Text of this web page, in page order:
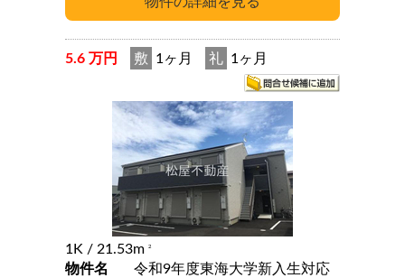
5.6 万円 敷 1ヶ月 礼 1ヶ月
1K / 21.53m 2
物件名
令和9年度東海大学新入生対応